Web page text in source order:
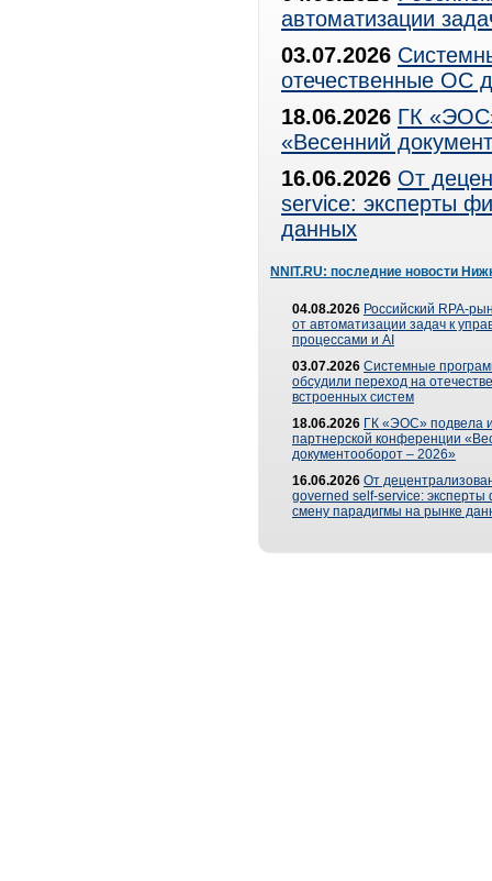
автоматизации
03.07.2026
отечественные ОС
18.06.2026 ГК
«Весенний
16.06.2026 От
service: эксперты
данных
NNIT.RU: последние новости
04.08.2026 Российский RPA-
от автоматизации задач к
процессами и AI
03.07.2026 Системные
обсудили переход на
встроенных систем
18.06.2026 ГК «ЭОС» подвела
партнерской конференции
документооборот – 2026»
16.06.2026 От
governed self-service: эксперты
смену парадигмы на рынке